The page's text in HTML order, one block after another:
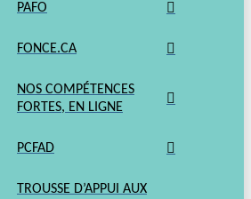
PAFO
FONCE.CA
NOS COMPÉTENCES
FORTES, EN LIGNE
PCFAD
TROUSSE D’APPUI AUX